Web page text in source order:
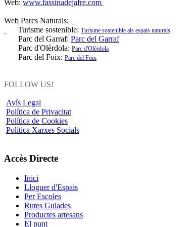
Web: www.fassinadejafre.com
Web Parcs Naturals: :
Turisme sostenible: Turisme sostenible als espais naturals
Parc del Garraf: Parc del Garraf
Parc d'Olèrdola: Parc d'Olèrdola
Parc del Foix: Parc del Foix
FOLLOW US!
Avís Legal
Política de Privacitat
Política de Cookies
Política Xarxes Socials
Accès Directe
Inici
Lloguer d'Espais
Per Escoles
Rutes Guiades
Productes artesans
El punt